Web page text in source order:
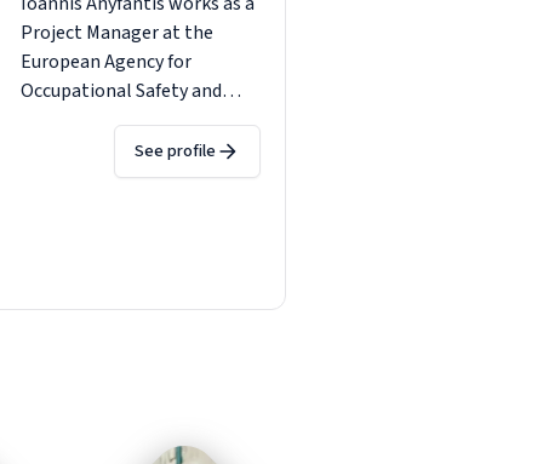
Project Manager at the
European Agency for
Occupational Safety and
Health (EU-OSHA).
See profile